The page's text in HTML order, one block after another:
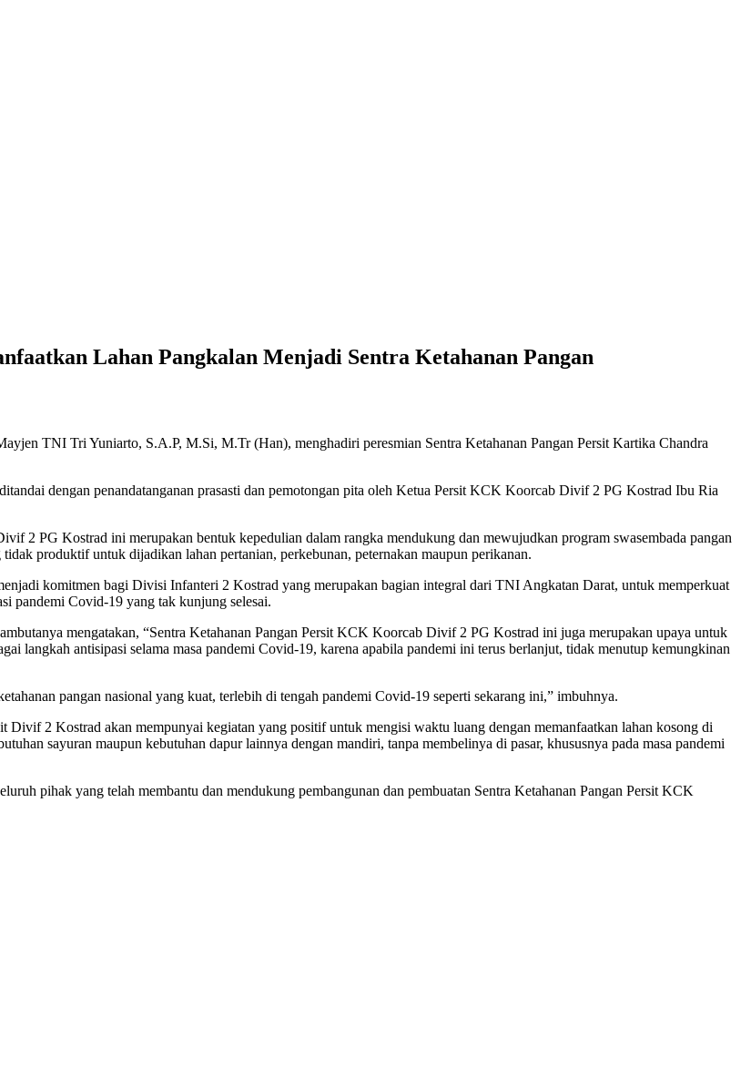
Lahan Pangkalan Menjadi Sentra Ketahanan Pangan
TNI Tri Yuniarto, S.A.P, M.Si, M.Tr (Han), menghadiri peresmian Sentra Ketahanan Pangan Persit Kartika Chandra
dengan penandatanganan prasasti dan pemotongan pita oleh Ketua Persit KCK Koorcab Divif 2 PG Kostrad Ibu Ria
2 PG Kostrad ini merupakan bentuk kepedulian dalam rangka mendukung dan mewujudkan program swasembada pangan
produktif untuk dijadikan lahan pertanian, perkebunan, peternakan maupun perikanan.
komitmen bagi Divisi Infanteri 2 Kostrad yang merupakan bagian integral dari TNI Angkatan Darat, untuk memperkuat
pandemi Covid-19 yang tak kunjung selesai.
mengatakan, “Sentra Ketahanan Pangan Persit KCK Koorcab Divif 2 PG Kostrad ini juga merupakan upaya untuk
langkah antisipasi selama masa pandemi Covid-19, karena apabila pandemi ini terus berlanjut, tidak menutup kemungkinan
pangan nasional yang kuat, terlebih di tengah pandemi Covid-19 seperti sekarang ini,” imbuhnya.
Divif 2 Kostrad akan mempunyai kegiatan yang positif untuk mengisi waktu luang dengan memanfaatkan lahan kosong di
sayuran maupun kebutuhan dapur lainnya dengan mandiri, tanpa membelinya di pasar, khususnya pada masa pandemi
pihak yang telah membantu dan mendukung pembangunan dan pembuatan Sentra Ketahanan Pangan Persit KCK